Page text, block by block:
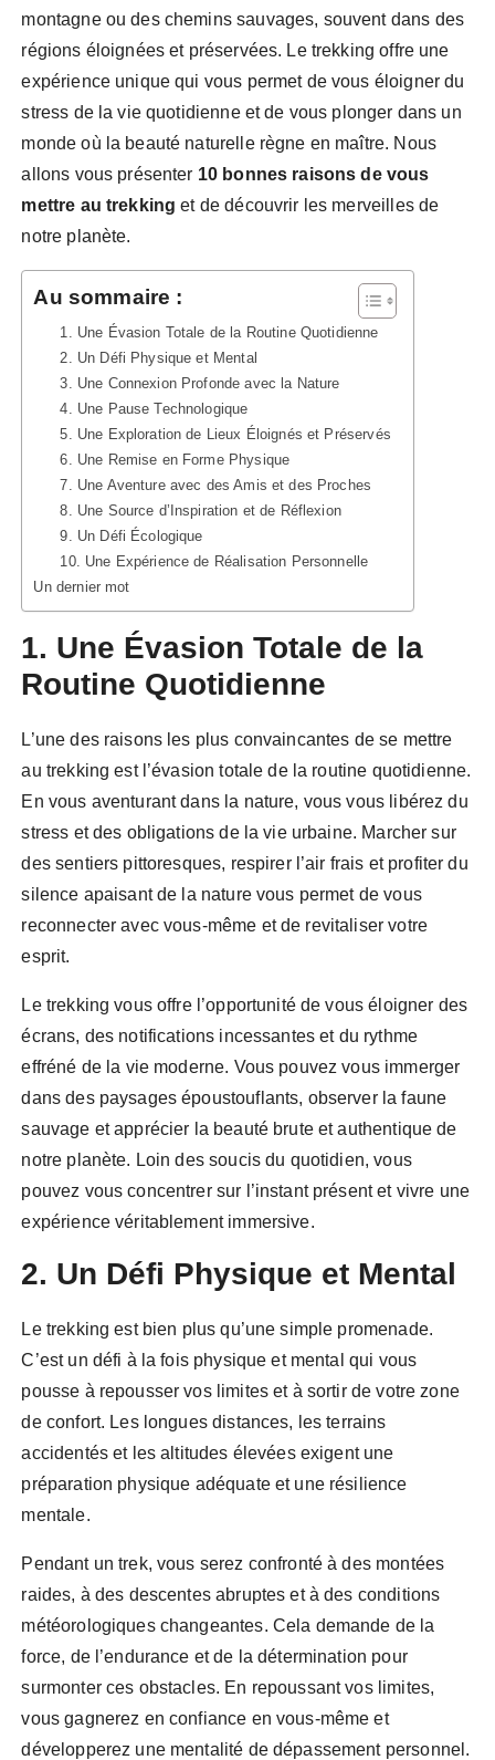
montagne ou des chemins sauvages, souvent dans des
régions éloignées et préservées. Le trekking offre une
expérience unique qui vous permet de vous éloigner du
stress de la vie quotidienne et de vous plonger dans un
monde où la beauté naturelle règne en maître. Nous
allons vous présenter 10 bonnes raisons de vous
mettre au trekking et de découvrir les merveilles de
notre planète.
Au sommaire :
1. Une Évasion Totale de la Routine Quotidienne
2. Un Défi Physique et Mental
3. Une Connexion Profonde avec la Nature
4. Une Pause Technologique
5. Une Exploration de Lieux Éloignés et Préservés
6. Une Remise en Forme Physique
7. Une Aventure avec des Amis et des Proches
8. Une Source d’Inspiration et de Réflexion
9. Un Défi Écologique
10. Une Expérience de Réalisation Personnelle
Un dernier mot
1. Une Évasion Totale de la
Routine Quotidienne
L’une des raisons les plus convaincantes de se mettre
au trekking est l’évasion totale de la routine quotidienne.
En vous aventurant dans la nature, vous vous libérez du
stress et des obligations de la vie urbaine. Marcher sur
des sentiers pittoresques, respirer l’air frais et profiter du
silence apaisant de la nature vous permet de vous
reconnecter avec vous-même et de revitaliser votre
esprit.
Le trekking vous offre l’opportunité de vous éloigner des
écrans, des notifications incessantes et du rythme
effréné de la vie moderne. Vous pouvez vous immerger
dans des paysages époustouflants, observer la faune
sauvage et apprécier la beauté brute et authentique de
notre planète. Loin des soucis du quotidien, vous
pouvez vous concentrer sur l’instant présent et vivre une
expérience véritablement immersive.
2. Un Défi Physique et Mental
Le trekking est bien plus qu’une simple promenade.
C’est un défi à la fois physique et mental qui vous
pousse à repousser vos limites et à sortir de votre zone
de confort. Les longues distances, les terrains
accidentés et les altitudes élevées exigent une
préparation physique adéquate et une résilience
mentale.
Pendant un trek, vous serez confronté à des montées
raides, à des descentes abruptes et à des conditions
météorologiques changeantes. Cela demande de la
force, de l’endurance et de la détermination pour
surmonter ces obstacles. En repoussant vos limites,
vous gagnerez en confiance en vous-même et
développerez une mentalité de dépassement personnel.